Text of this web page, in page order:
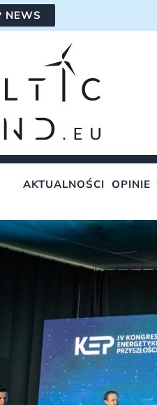
NEWS
AKTUALNOŚCI OPINIE